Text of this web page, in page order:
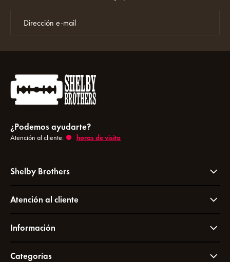
¿Podemos ayudarte?
Atención al cliente: horas de visita
Shelby Brothers
Atención al cliente
Información
Categorías